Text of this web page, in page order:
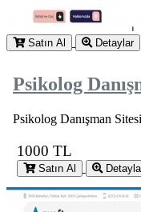
Satın Al Detaylar
Psikolog
Psikolog Danışman
1000 TL
Satın Al